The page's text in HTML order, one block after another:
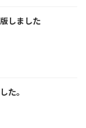
しました
た。